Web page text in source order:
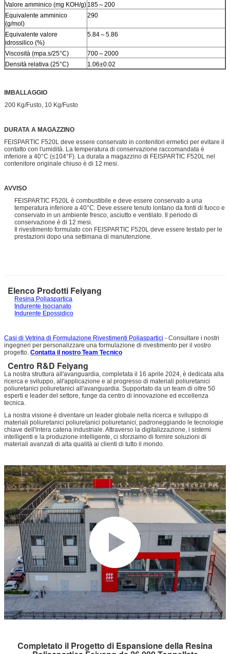
Valore amminico (mg KOH/g) 185～200
Equivalente amminico
(g/mol)
290
Equivalente valore
idrossilico (%)
5.84～5.86
Viscosità (mpa.s/25°C)
700～2000
Densità relativa (25°C)
1.06±0.02
IMBALLAGGIO
200 Kg/Fusto, 10 Kg/Fusto
DURATA A MAGAZZINO
FEISPARTIC F520L deve essere conservato in contenitori ermetici per evitare il
contatto con l'umidità. La temperatura di conservazione raccomandata è
inferiore a 40°C (≤104°F). La durata a magazzino di FEISPARTIC F520L nel
contenitore originale chiuso è di 12 mesi.
AVVISO
FEISPARTIC F520L è combustibile e deve essere conservato a una
temperatura inferiore a 40°C. Deve essere tenuto lontano da fonti di fuoco e
conservato in un ambiente fresco, asciutto e ventilato. Il periodo di
conservazione è di 12 mesi.
Il rivestimento formulato con FEISPARTIC F520L deve essere testato per le
prestazioni dopo una settimana di manutenzione.
Elenco Prodotti Feiyang
Resina Poliaspartica
Indurente Isocianato
Indurente Epossidico
Casi di Vetrina di Formulazione Rivestimenti Poliaspartici - Consultare i nostri
ingegneri per personalizzare una formulazione di rivestimento per il vostro
progetto. Contatta il nostro Team Tecnico
Centro R&D Feiyang
La nostra struttura all'avanguardia, completata il 16 aprile 2024, è dedicata alla
ricerca e sviluppo, all'applicazione e al progresso di materiali poliuretanici
poliuretanici poliuretanici all'avanguardia. Supportato da un team di oltre 50
esperti e leader del settore, funge da centro di innovazione ed eccellenza
tecnica.
La nostra visione è diventare un leader globale nella ricerca e sviluppo di
materiali poliuretanici poliuretanici poliuretanici, padroneggiando le tecnologie
chiave dell'intera catena industriale. Attraverso la digitalizzazione, i sistemi
intelligenti e la produzione intelligente, ci sforziamo di fornire soluzioni di
materiali avanzati di alta qualità ai clienti di tutto il mondo.
Completato il Progetto di Espansione della Resina